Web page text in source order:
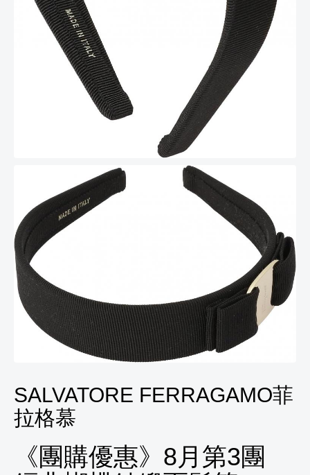
SALVATORE FERRAGAMO菲
拉格慕
《團購優惠》8月第3團